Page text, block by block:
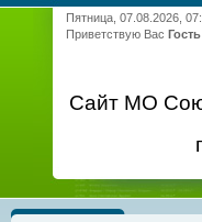
Пятница, 07.08.2026,
Приветствую Вас Гость
Сайт МО